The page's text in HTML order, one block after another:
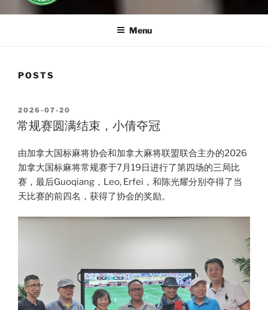
Menu
POSTS
POSTED
ON
2026-07-20
常规赛圆满结束，小倩夺冠
由加拿大国标麻将协会和加拿大麻将联盟联合主办的2026
加拿大国标麻将常规赛于7月19日进行了第四场的三局比
赛，最后Guoqiang，Leo, Erfei，和陈光耀分别夺得了当
天比赛的前四名，获得了协会的奖励。